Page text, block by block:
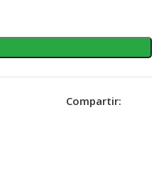
Compartir: